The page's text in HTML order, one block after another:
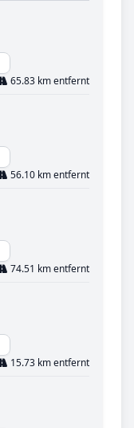
65.83 km entfernt
56.10 km entfernt
74.51 km entfernt
15.73 km entfernt